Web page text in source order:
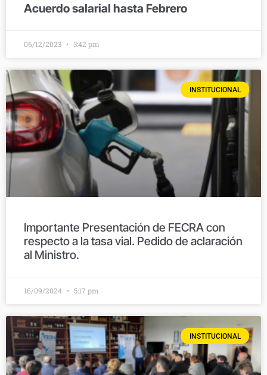
Acuerdo salarial hasta Febrero
06/12/2023 3:42 pm
INSTITUCIONAL
Importante Presentación de FECRA con
respecto a la tasa vial. Pedido de aclaración
al Ministro.
16/09/2024 5:17 pm
INSTITUCIONAL